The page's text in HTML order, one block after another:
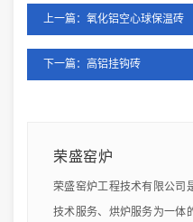
上一篇：氧化铝空心球保温砖
下一篇：高铝挂钩砖
荣盛窑炉
荣盛窑炉工程技术有限公司
技术服务、烘炉服务为一体